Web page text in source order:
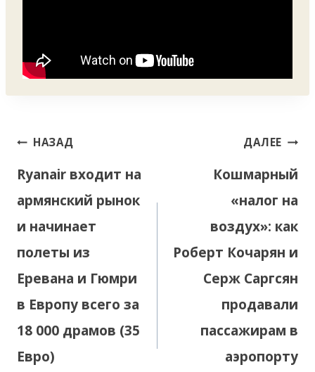
Навигация
записям
НАЗАД
Ryanair входит на
армянский рынок
и начинает
полеты из
Еревана и Гюмри
в Европу всего за
18 000 драмов (35
Евро)
ДАЛЕЕ
Кошмарный
«налог на
воздух»: как
Роберт Кочарян и
Серж Саргсян
продавали
пассажирам в
аэропорту